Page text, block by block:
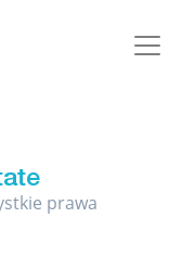
prawa